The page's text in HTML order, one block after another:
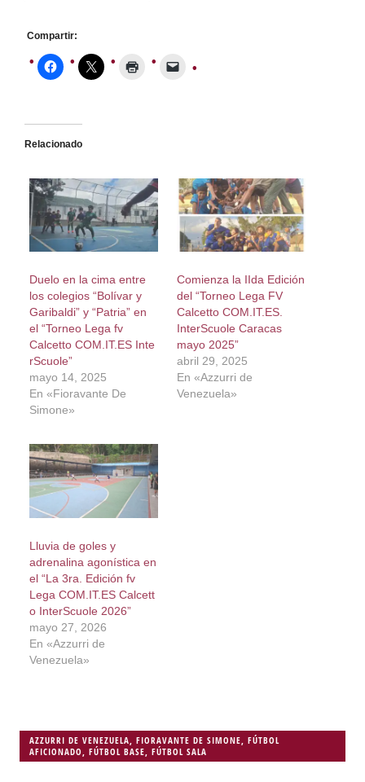
Compartir:
Relacionado
Duelo en la cima entre
los colegios “Bolívar y
Garibaldi” y “Patria” en
el “Torneo Lega fv
Calcetto COM.IT.ES Inte
rScuole”
mayo 14, 2025
En «Fioravante De
Simone»
Comienza la IIda Edición
del “Torneo Lega FV
Calcetto COM.IT.ES.
InterScuole Caracas
mayo 2025”
abril 29, 2025
En «Azzurri de
Venezuela»
Lluvia de goles y
adrenalina agonística en
el “La 3ra. Edición fv
Lega COM.IT.ES Calcett
o InterScuole 2026”
mayo 27, 2026
En «Azzurri de
Venezuela»
AZZURRI DE VENEZUELA FIORAVANTE DE SIMONE FÚTBOL
AFICIONADO
FÚTBOL BASE FÚTBOL SALA